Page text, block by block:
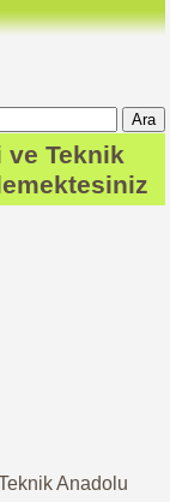
Ara
ve Teknik
Anadolu